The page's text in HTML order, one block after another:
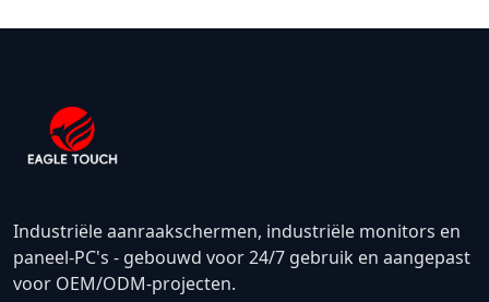
Industriële aanraakschermen, industriële monitors en
paneel-PC's - gebouwd voor 24/7 gebruik en aangepast
voor OEM/ODM-projecten.